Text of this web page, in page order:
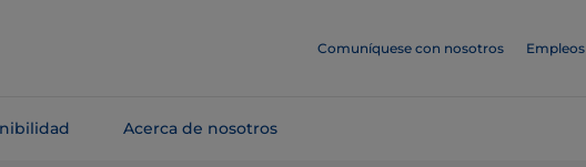
Comuníquese con nosotros Empleos
Acerca de nosotros